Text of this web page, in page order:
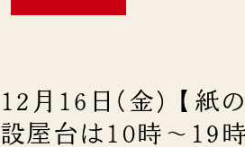
12月16日(金)【紙
設屋台は10時～19